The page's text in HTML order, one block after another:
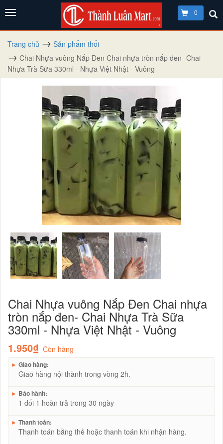
0
Trang chủ
Sản phẩm thổi
Chai Nhựa vuông Nắp Đen Chai nhựa tròn nắp đen- Chai
Nhựa Trà Sữa 330ml - Nhựa Việt Nhật - Vuông
Chai Nhựa vuông Nắp Đen Chai nhựa
tròn nắp đen- Chai Nhựa Trà Sữa
330ml - Nhựa Việt Nhật - Vuông
1.950₫ Còn hàng
► Giao hàng:
Giao hàng nội thành trong vòng 2h.
► Bảo hành:
1 đổi 1 hoàn trả trong 30 ngày
► Thanh toán:
Thanh toán bằng thẻ hoặc thanh toán khi nhận hàng.